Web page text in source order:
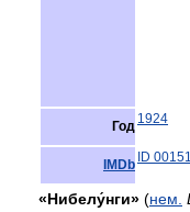
Год 1924
IMDb ID
«Нибелу́нги» (нем.